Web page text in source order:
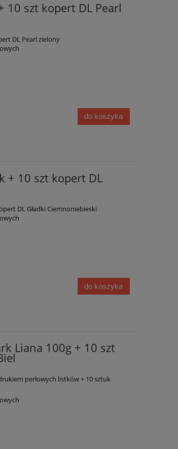
10 szt kopert DL Pearl
DL Pearl zielony
do koszyka
+ 10 szt kopert DL
DL Gładki Ciemnoniebieski
do koszyka
Liana 100g + 10 szt
perłowych listków + 10 sztuk